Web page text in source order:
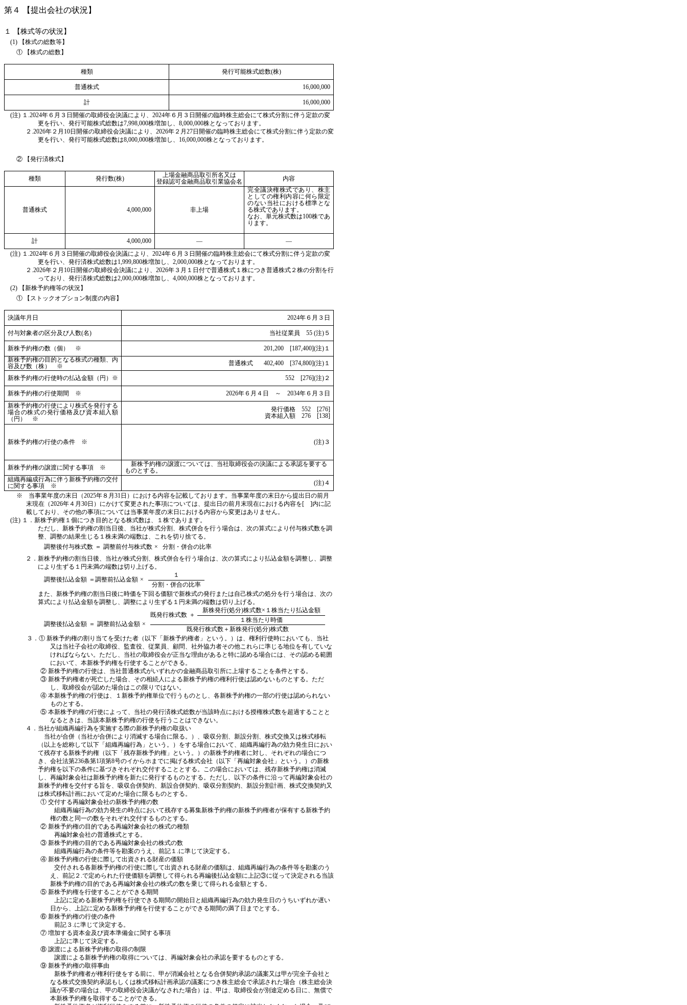
第４ 【提出会社の状況】
１ 【株式等の状況】
(1) 【株式の総数等】
① 【株式の総数】
種類 発行可能株式総数(株)
普通株式 16,000,000
計
16,000,000
(注) １.2024年６月３日開催の取締役会決議により、2024年６月３日開催の臨時株主総会にて株式分割に伴う定款の変
更を行い、発行可能株式総数は7,998,000株増加し、8,000,000株となっております。
２.2026年２月10日開催の取締役会決議により、2026年２月27日開催の臨時株主総会にて株式分割に伴う定款の変
更を行い、発行可能株式総数は8,000,000株増加し、16,000,000株となっております。
② 【発行済株式】
種類 発行数(株)
上場金融商品取引所名又は
登録認可金融商品取引業協会名
内容
普通株式 4,000,000 非上場
完全議決権株式であり、株主
としての権利内容に何ら限定
のない当社における標準とな
る株式であります。
なお、単元株式数は100株であ
ります。
計 4,000,000 ―
―
(注) １.2024年６月３日開催の取締役会決議により、2024年６月３日開催の臨時株主総会にて株式分割に伴う定款の変
更を行い、発行済株式総数は1,999,800株増加し、2,000,000株となっております。
２.2026年２月10日開催の取締役会決議により、2026年３月１日付で普通株式１株につき普通株式２株の分割を行
っており、発行済株式総数は2,000,000株増加し、4,000,000株となっております。
(2) 【新株予約権等の状況】
① 【ストックオプション制度の内容】
決議年月日 2024年６月３日
付与対象者の区分及び人数(名) 当社従業員 55 (注)５
新株予約権の数（個） ※
201,200 [187,400](注)１
新株予約権の目的となる株式の種類、内
容及び数（株） ※
普通株式 402,400 [374,800](注)１
新株予約権の行使時の払込金額（円）※ 552 [276](注)２
新株予約権の行使期間 ※
2026年６月４日 ～ 2034年６月３日
新株予約権の行使により株式を発行する
場合の株式の発行価格及び資本組入額
（円） ※
発行価格 552 [276]
資本組入額 276 [138]
新株予約権の行使の条件 ※ (注)３
新株予約権の譲渡に関する事項 ※
新株予約権の譲渡については、当社取締役会の決議による承認を要する
ものとする。
組織再編成行為に伴う新株予約権の交付
に関する事項 ※
(注)４
※ 当事業年度の末日（2025年８月31日）における内容を記載しております。当事業年度の末日から提出日の前月
末現在（2026年４月30日）にかけて変更された事項については、提出日の前月末現在における内容を[ ]内に記
載しており、その他の事項については当事業年度の末日における内容から変更はありません。
(注) １．新株予約権１個につき目的となる株式数は、１株であります。
ただし、新株予約権の割当日後、当社が株式分割、株式併合を行う場合は、次の算式により付与株式数を調
整、調整の結果生じる１株未満の端数は、これを切り捨てる。
調整後付与株式数 ＝ 調整前付与株式数 ×
分割・併合の比率
２．新株予約権の割当日後、当社が株式分割、株式併合を行う場合は、次の算式により払込金額を調整し、調整
により生ずる１円未満の端数は切り上げる。
調整後払込金額 ＝ 調整前払込金額 ×
１
分割・併合の比率
また、新株予約権の割当日後に時価を下回る価額で新株式の発行または自己株式の処分を行う場合は、次の
算式により払込金額を調整し、調整により生ずる１円未満の端数は切り上げる。
既発行株式数 ＋
新株発行(処分)株式数×１株当たり払込金額
調整後払込金額 ＝ 調整前払込金額 ×
１株当たり時価
既発行株式数＋新株発行(処分)株式数
３．① 新株予約権の割り当てを受けた者（以下「新株予約権者」という。）は、権利行使時においても、当社
又は当社子会社の取締役、監査役、従業員、顧問、社外協力者その他これらに準じる地位を有していな
ければならない。ただし、当社の取締役会が正当な理由があると特に認める場合には、その認める範囲
において、本新株予約権を行使することができる。
② 新株予約権の行使は、当社普通株式がいずれかの金融商品取引所に上場することを条件とする。
③ 新株予約権者が死亡した場合、その相続人による新株予約権の権利行使は認めないものとする。ただ
し、取締役会が認めた場合はこの限りではない。
④ 本新株予約権の行使は、１新株予約権単位で行うものとし、各新株予約権の一部の行使は認められない
ものとする。
⑤ 本新株予約権の行使によって、当社の発行済株式総数が当該時点における授権株式数を超過することと
なるときは、当該本新株予約権の行使を行うことはできない。
４．当社が組織再編行為を実施する際の新株予約権の取扱い
当社が合併（当社が合併により消滅する場合に限る。）、吸収分割、新設分割、株式交換又は株式移転
（以上を総称して以下「組織再編行為」という。）をする場合において、組織再編行為の効力発生日におい
て残存する新株予約権（以下「残存新株予約権」という。）の新株予約権者に対し、それぞれの場合につ
き、会社法第236条第1項第8号のイからホまでに掲げる株式会社（以下「再編対象会社」という。）の新株
予約権を以下の条件に基づきそれぞれ交付することとする。この場合においては、残存新株予約権は消滅
し、再編対象会社は新株予約権を新たに発行するものとする。ただし、以下の条件に沿って再編対象会社の
新株予約権を交付する旨を、吸収合併契約、新設合併契約、吸収分割契約、新設分割計画、株式交換契約又
は株式移転計画において定めた場合に限るものとする。
① 交付する再編対象会社の新株予約権の数
組織再編行為の効力発生の時点において残存する募集新株予約権の新株予約権者が保有する新株予約
権の数と同一の数をそれぞれ交付するものとする。
② 新株予約権の目的である再編対象会社の株式の種類
再編対象会社の普通株式とする。
③ 新株予約権の目的である再編対象会社の株式の数
組織再編行為の条件等を勘案のうえ、前記１.に準じて決定する。
④ 新株予約権の行使に際して出資される財産の価額
交付される各新株予約権の行使に際して出資される財産の価額は、組織再編行為の条件等を勘案のう
え、前記２.で定められた行使価額を調整して得られる再編後払込金額に上記③に従って決定される当該
新株予約権の目的である再編対象会社の株式の数を乗じて得られる金額とする。
⑤ 新株予約権を行使することができる期間
上記に定める新株予約権を行使できる期間の開始日と組織再編行為の効力発生日のうちいずれか遅い
日から、上記に定める新株予約権を行使することができる期間の満了日までとする。
⑥ 新株予約権の行使の条件
前記３.に準じて決定する。
⑦ 増加する資本金及び資本準備金に関する事項
上記に準じて決定する。
⑧ 譲渡による新株予約権の取得の制限
譲渡による新株予約権の取得については、再編対象会社の承認を要するものとする。
⑨ 新株予約権の取得事由
新株予約権者が権利行使をする前に、甲が消滅会社となる合併契約承認の議案又は甲が完全子会社と
なる株式交換契約承認もしくは株式移転計画承認の議案につき株主総会で承認された場合（株主総会決
議が不要の場合は、甲の取締役会決議がなされた場合）は、甲は、取締役会が別途定める日に、無償で
本新株予約権を取得することができる。